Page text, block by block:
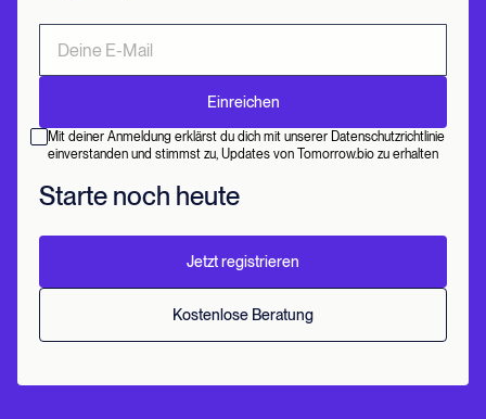
Mit deiner Anmeldung erklärst du dich mit unserer Datenschutzrichtlinie
einverstanden und stimmst zu, Updates von Tomorrow.bio zu erhalten
Starte noch heute
Jetzt registrieren
Kostenlose Beratung